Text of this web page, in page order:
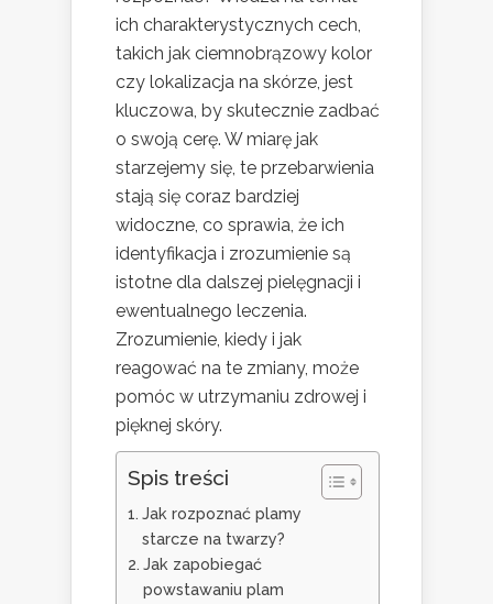
ich charakterystycznych cech,
takich jak ciemnobrązowy kolor
czy lokalizacja na skórze, jest
kluczowa, by skutecznie zadbać
o swoją cerę. W miarę jak
starzejemy się, te przebarwienia
stają się coraz bardziej
widoczne, co sprawia, że ich
identyfikacja i zrozumienie są
istotne dla dalszej pielęgnacji i
ewentualnego leczenia.
Zrozumienie, kiedy i jak
reagować na te zmiany, może
pomóc w utrzymaniu zdrowej i
pięknej skóry.
Spis treści
Jak rozpoznać plamy
starcze na twarzy?
Jak zapobiegać
powstawaniu plam